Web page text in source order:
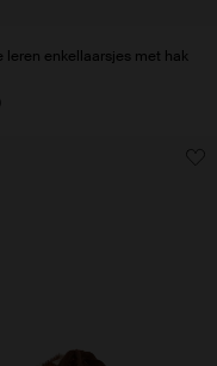
leren enkellaarsjes met hak